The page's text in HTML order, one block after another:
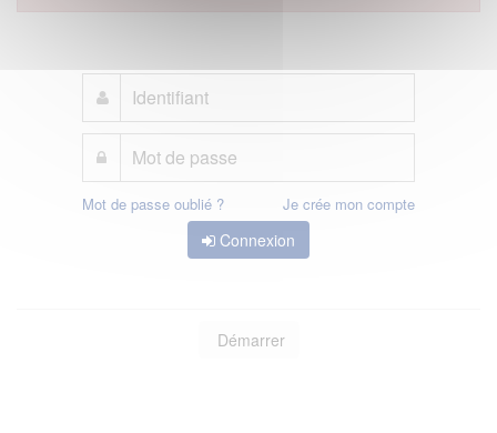
Mot de passe oublié ? Je crée mon compte
Connexion
Démarrer